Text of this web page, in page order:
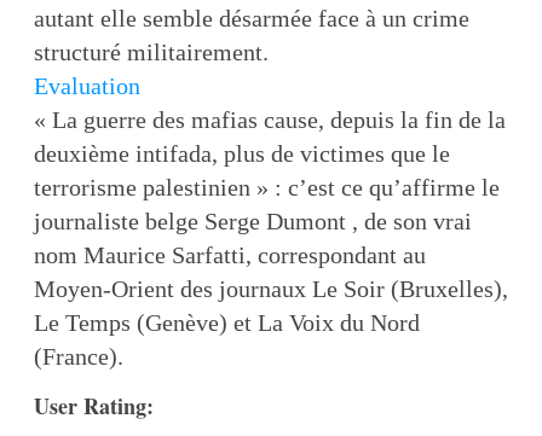
autant elle semble désarmée face à un crime
structuré militairement.
Evaluation
« La guerre des mafias cause, depuis la fin de la
deuxième intifada, plus de victimes que le
terrorisme palestinien » : c’est ce qu’affirme le
journaliste belge Serge Dumont , de son vrai
nom Maurice Sarfatti, correspondant au
Moyen-Orient des journaux Le Soir (Bruxelles),
Le Temps (Genève) et La Voix du Nord
(France).
User Rating: